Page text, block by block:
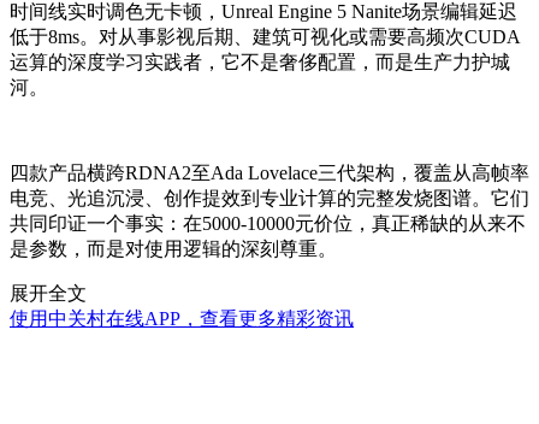
时间线实时调色无卡顿，Unreal Engine 5 Nanite场景编辑延迟
低于8ms。对从事影视后期、建筑可视化或需要高频次CUDA
运算的深度学习实践者，它不是奢侈配置，而是生产力护城
河。
四款产品横跨RDNA2至Ada Lovelace三代架构，覆盖从高帧率
电竞、光追沉浸、创作提效到专业计算的完整发烧图谱。它们
共同印证一个事实：在5000-10000元价位，真正稀缺的从来不
是参数，而是对使用逻辑的深刻尊重。
展开全文
使用中关村在线APP，查看更多精彩资讯